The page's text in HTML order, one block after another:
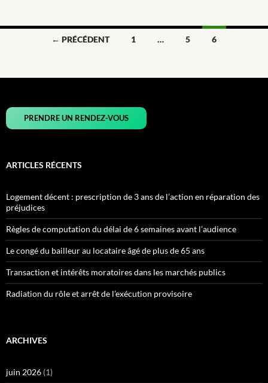
Navigation
articles
← PRÉCÉDENT 1 … 5 6
PRENDRE UN RENDEZ-VOUS
ARTICLES RÉCENTS
Logement décent : prescription de 3 ans de l’action en réparation des
préjudices
Règles de computation du délai de 6 semaines avant l’audience
Le congé du bailleur au locataire âgé de plus de 65 ans
Transaction et intérêts moratoires dans les marchés publics
Radiation du rôle et arrêt de l’exécution provisoire
ARCHIVES
juin 2026 (1)